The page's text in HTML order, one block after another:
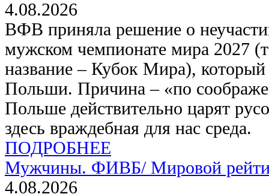
4.08.2026
ВФВ приняла решение о
мужском чемпионате мира 2027
название – Кубок Мира), который
Польши. Причина – «по
Польше действительно царят
здесь враждебная для нас среда.
ПОДРОБНЕЕ
Мужчины. ФИВБ/ Мировой
4.08.2026